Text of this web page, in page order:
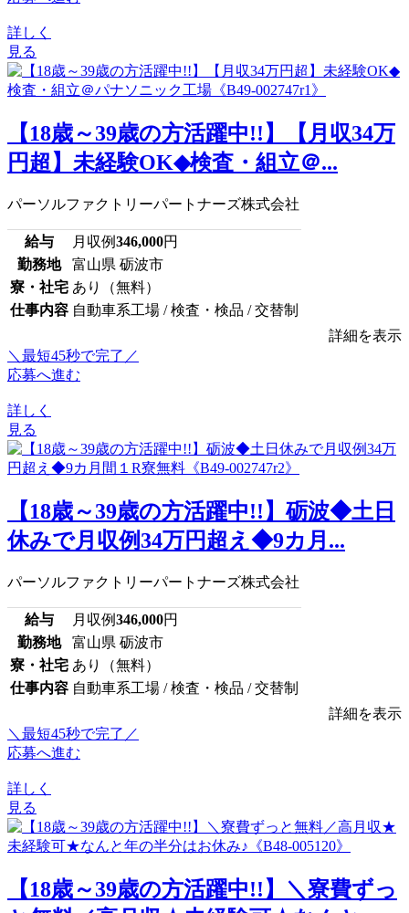
詳しく
見る
【18歳～39歳の方活躍中!!】【月収34万
円超】未経験OK◆検査・組立＠...
パーソルファクトリーパートナーズ株式会社
給与 月収例346,000円
勤務地
富山県 砺波市
寮・社宅 あり（無料）
仕事内容 自動車系工場 / 検査・検品 / 交替制
詳細を表示
＼最短45秒で完了／
応募へ進む
詳しく
見る
【18歳～39歳の方活躍中!!】砺波◆土日
休みで月収例34万円超え◆9カ月...
パーソルファクトリーパートナーズ株式会社
給与 月収例346,000円
勤務地
富山県 砺波市
寮・社宅 あり（無料）
仕事内容 自動車系工場 / 検査・検品 / 交替制
詳細を表示
＼最短45秒で完了／
応募へ進む
詳しく
見る
【18歳～39歳の方活躍中!!】＼寮費ずっ